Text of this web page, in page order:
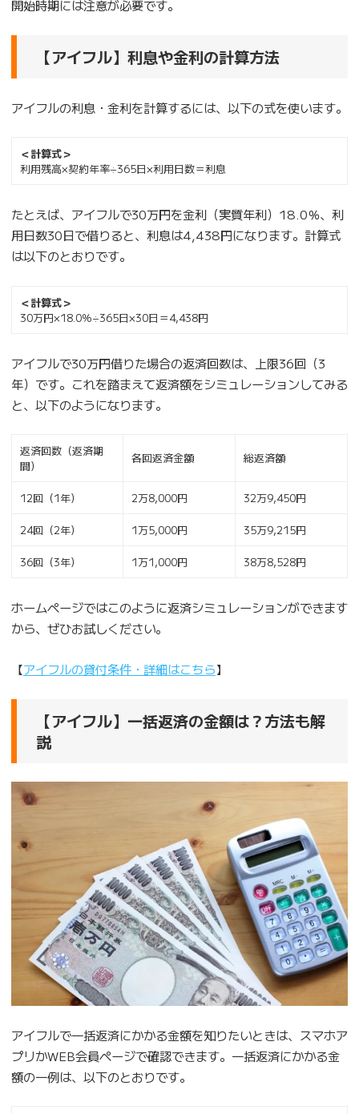
開始時期には注意が必要です。
【アイフル】利息や金利の計算方法
アイフルの利息・金利を計算するには、以下の式を使います。
＜計算式＞
利用残高×契約年率÷365日×利用日数＝利息
たとえば、アイフルで30万円を金利（実質年利）18.0％、利
用日数30日で借りると、利息は4,438円になります。計算式
は以下のとおりです。
＜計算式＞
30万円×18.0％÷365日×30日＝4,438円
アイフルで30万円借りた場合の返済回数は、上限36回（3
年）です。これを踏まえて返済額をシミュレーションしてみる
と、以下のようになります。
返済回数（返済期
間）
各回返済金額 総返済額
12回（1年） 2万8,000円 32万9,450円
24回（2年） 1万5,000円 35万9,215円
36回（3年） 1万1,000円 38万8,528円
ホームページではこのように返済シミュレーションができます
から、ぜひお試しください。
【アイフルの貸付条件・詳細はこちら】
【アイフル】一括返済の金額は？方法も解
説
アイフルで一括返済にかかる金額を知りたいときは、スマホア
プリかWEB会員ページで確認できます。一括返済にかかる金
額の一例は、以下のとおりです。